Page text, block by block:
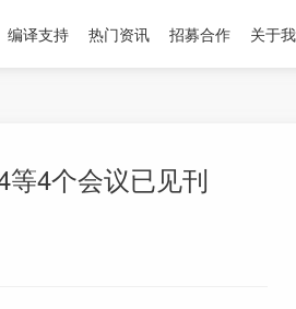
编译支持 热门资讯 招募合作 关于
4个会议已见刊